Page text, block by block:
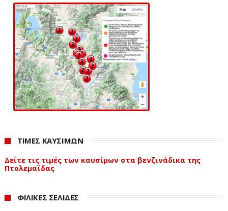
ΤΙΜΕΣ ΚΑΥΣΙΜΩΝ
Δείτε τις τιμές των καυσίμων στα βενζινάδικα της
Πτολεμαΐδας
ΦΙΛΙΚΕΣ ΣΕΛΙΔΕΣ